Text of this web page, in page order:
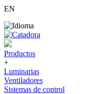
EN
Productos
+
Luminarias
Ventiladores
Sistemas de control